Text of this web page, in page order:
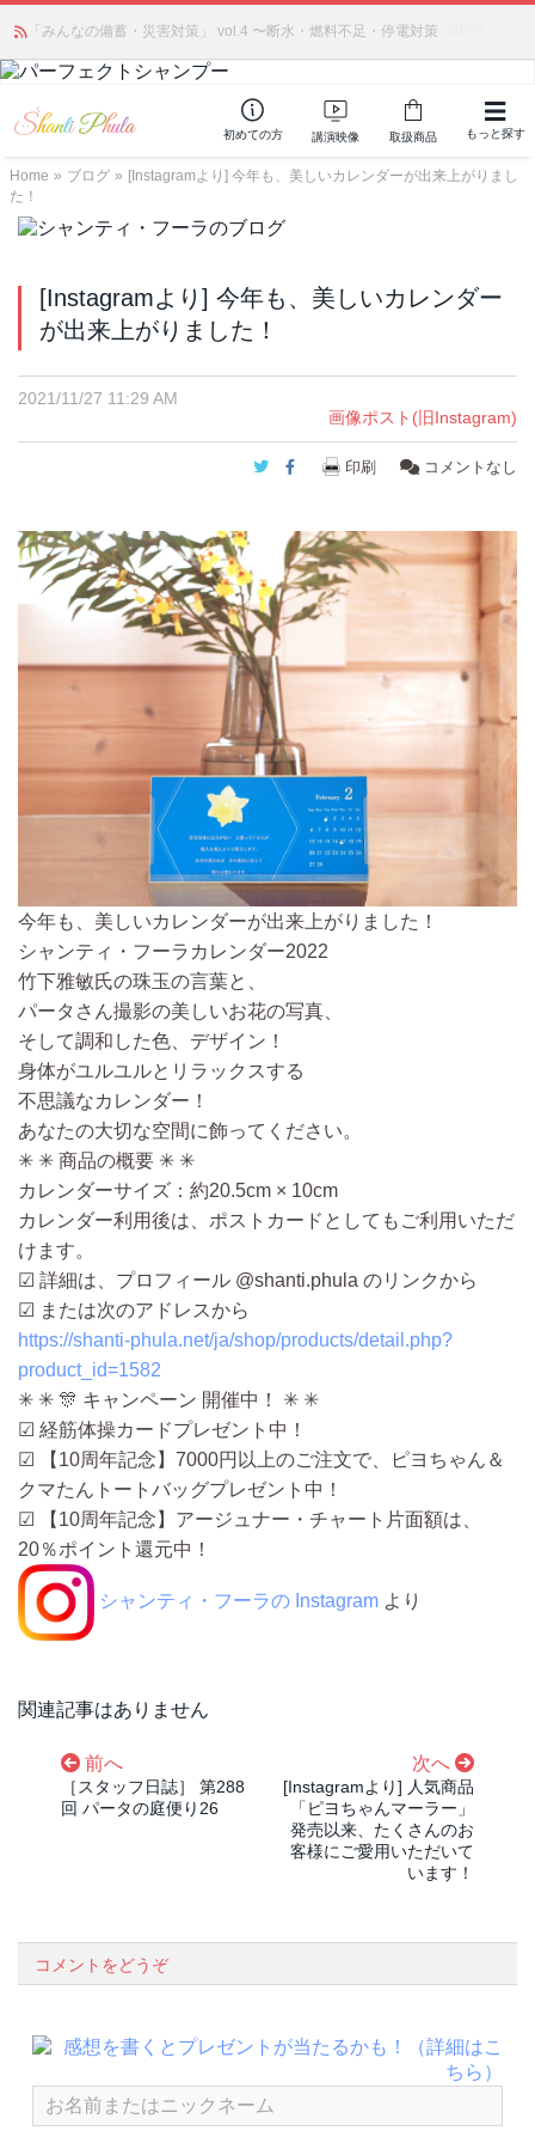
「みんなの備蓄・災害対策」 vol.4 〜断水・燃料不足・停電対策
（旧称：馬ジェル）を発売しました🎉 ＆ 発売記念で8月末までポイント還元
初めての方 講演映像 取扱商品 もっと探す
Home » ブログ » [Instagramより] 今年も、美しいカレンダーが出来上がりまし
た！
[Instagramより] 今年も、美しいカレンダー
が出来上がりました！
2021/11/27 11:29 AM
画像ポスト(旧Instagram)
Twitter
Facebook
印刷 コメントなし
今年も、美しいカレンダーが出来上がりました！
シャンティ・フーラカレンダー2022
竹下雅敏氏の珠玉の言葉と、
パータさん撮影の美しいお花の写真、
そして調和した色、デザイン！
身体がユルユルとリラックスする
不思議なカレンダー！
あなたの大切な空間に飾ってください。
✳ ✳ 商品の概要 ✳ ✳
カレンダーサイズ：約20.5cm × 10cm
カレンダー利用後は、ポストカードとしてもご利用いただ
けます。
☑ 詳細は、プロフィール @shanti.phula のリンクから
☑ または次のアドレスから
https://shanti-phula.net/ja/shop/products/detail.php?
product_id=1582
✳ ✳ 🎊 キャンペーン 開催中！ ✳ ✳
☑ 経筋体操カードプレゼント中！
☑ 【10周年記念】7000円以上のご注文で、ピヨちゃん＆
クマたんトートバッグプレゼント中！
☑ 【10周年記念】アージュナー・チャート片面額は、
20％ポイント還元中！
シャンティ・フーラの Instagram より
関連記事はありません
前へ
［スタッフ日誌］ 第288
回 パータの庭便り26
次へ
[Instagramより] 人気商品
「ピヨちゃんマーラー」
発売以来、たくさんのお
客様にご愛用いただいて
います！
コメントをどうぞ